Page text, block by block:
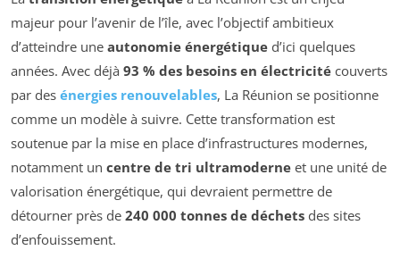
majeur pour l’avenir de l’île, avec l’objectif ambitieux
d’atteindre une autonomie énergétique d’ici quelques
années. Avec déjà 93 % des besoins en électricité couverts
par des énergies renouvelables, La Réunion se positionne
comme un modèle à suivre. Cette transformation est
soutenue par la mise en place d’infrastructures modernes,
notamment un centre de tri ultramoderne et une unité de
valorisation énergétique, qui devraient permettre de
détourner près de 240 000 tonnes de déchets des sites
d’enfouissement.